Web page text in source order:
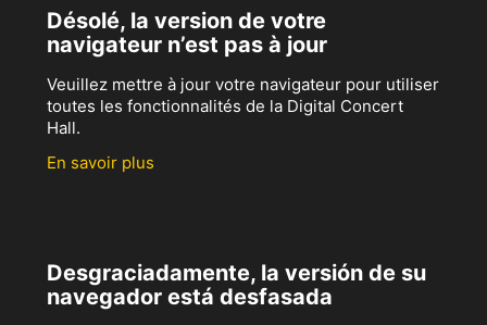
Désolé, la version de votre
navigateur n’est pas à jour
Veuillez mettre à jour votre navigateur pour utiliser
toutes les fonctionnalités de la Digital Concert
Hall.
En savoir plus
Desgraciadamente, la versión de su
navegador está desfasada